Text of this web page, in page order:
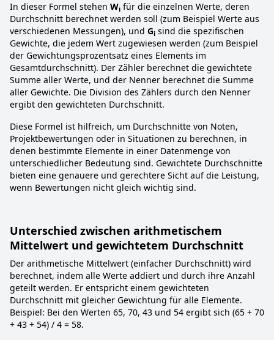
In dieser Formel stehen Wi für die einzelnen Werte, deren
Durchschnitt berechnet werden soll (zum Beispiel Werte aus
verschiedenen Messungen), und Gi sind die spezifischen
Gewichte, die jedem Wert zugewiesen werden (zum Beispiel
der Gewichtungsprozentsatz eines Elements im
Gesamtdurchschnitt). Der Zähler berechnet die gewichtete
Summe aller Werte, und der Nenner berechnet die Summe
aller Gewichte. Die Division des Zählers durch den Nenner
ergibt den gewichteten Durchschnitt.
Diese Formel ist hilfreich, um Durchschnitte von Noten,
Projektbewertungen oder in Situationen zu berechnen, in
denen bestimmte Elemente in einer Datenmenge von
unterschiedlicher Bedeutung sind. Gewichtete Durchschnitte
bieten eine genauere und gerechtere Sicht auf die Leistung,
wenn Bewertungen nicht gleich wichtig sind.
Unterschied zwischen arithmetischem
Mittelwert und gewichtetem Durchschnitt
Der arithmetische Mittelwert (einfacher Durchschnitt) wird
berechnet, indem alle Werte addiert und durch ihre Anzahl
geteilt werden. Er entspricht einem gewichteten
Durchschnitt mit gleicher Gewichtung für alle Elemente.
Beispiel: Bei den Werten 65, 70, 43 und 54 ergibt sich (65 + 70
+ 43 + 54) / 4 = 58.